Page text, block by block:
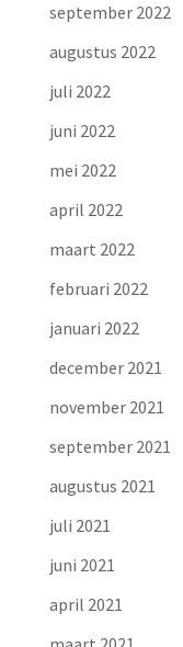
september 2022
augustus 2022
juli 2022
juni 2022
mei 2022
april 2022
maart 2022
februari 2022
januari 2022
december 2021
november 2021
september 2021
augustus 2021
juli 2021
juni 2021
april 2021